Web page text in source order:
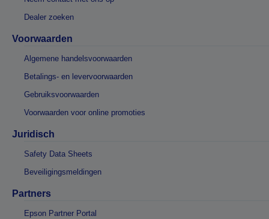
Dealer zoeken
Voorwaarden
Algemene handelsvoorwaarden
Betalings- en levervoorwaarden
Gebruiksvoorwaarden
Voorwaarden voor online promoties
Juridisch
Safety Data Sheets
Beveiligingsmeldingen
Partners
Epson Partner Portal